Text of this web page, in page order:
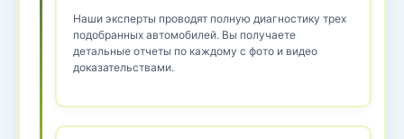
Наши эксперты проводят полную диагностику трех
подобранных автомобилей. Вы получаете
детальные отчеты по каждому с фото и видео
доказательствами.